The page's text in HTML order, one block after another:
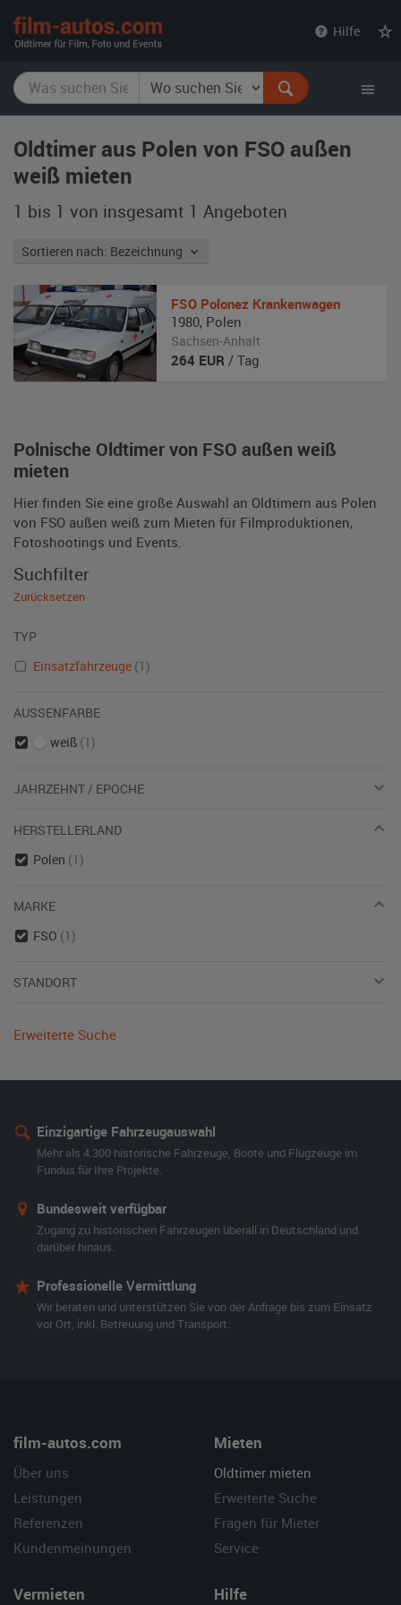
Hilfe
Oldtimer aus Polen von FSO außen
weiß mieten
1 bis 1 von insgesamt 1 Angeboten
Sortieren nach: Bezeichnung
Polnische Oldtimer von FSO außen weiß
mieten
Hier finden Sie eine große Auswahl an Oldtimern aus Polen
von FSO außen weiß zum Mieten für Filmproduktionen,
Fotoshootings und Events.
FSO Polonez Krankenwagen
1980, Polen
Sachsen-Anhalt
264 EUR / Tag
Suchfilter
Zurücksetzen
TYP
Einsatzfahrzeuge (1)
AUSSENFARBE
weiß (1)
JAHRZEHNT / EPOCHE
HERSTELLERLAND
Polen (1)
MARKE
FSO (1)
STANDORT
Erweiterte Suche
Einzigartige Fahrzeugauswahl
Mehr als 4.300 historische Fahrzeuge, Boote und Flugzeuge im
Fundus für Ihre Projekte.
Bundesweit verfügbar
Zugang zu historischen Fahrzeugen überall in Deutschland und
darüber hinaus.
Professionelle Vermittlung
Wir beraten und unterstützen Sie von der Anfrage bis zum Einsatz
vor Ort, inkl. Betreuung und Transport.
film-autos.com
Über uns
Leistungen
Referenzen
Kundenmeinungen
Mieten
Oldtimer mieten
Erweiterte Suche
Fragen für Mieter
Service
Vermieten Hilfe